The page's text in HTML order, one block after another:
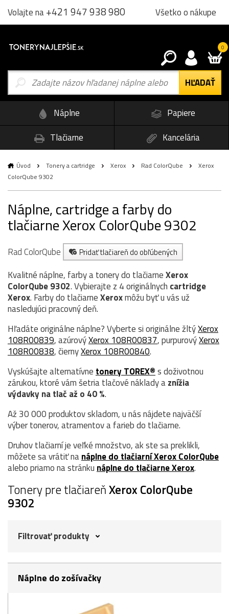
Volajte na+421 947 938 980 Všetko o nákupe
0
Náplne
Papiere
Tlačiarne
Kancelária
Úvod Tonery a cartridge Xerox Rad ColorQube
Xerox
ColorQube 9302
Náplne, cartridge a farby do
tlačiarne Xerox ColorQube 9302
Rad ColorQube Pridať tlačiareň do obľúbených
Kvalitné náplne, farby a tonery do tlačiarneXerox
ColorQube 9302. Vybierajte z 4 originálnych cartridge
Xerox. Farby do tlačiarneXeroxmôžu byť u vás už
nasledujúci pracovný deň.
Hľadáte originálne náplne? Vyberte si originálne žltýXerox
108R00839, azúrovýXerox 108R00837, purpurovýXerox
108R00838, čiernyXerox 108R00840.
Vyskúšajte alternatívne tonery TOREX®s doživotnou
zárukou, ktoré vám šetria tlačové náklady aznížia
výdavky na tlač až o 40 %.
Až 30 000 produktov skladom, u nás nájdete najväčší
výber tonerov, atramentov a farieb do tlačiarne.
Druhov tlačiarní je veľké množstvo, ak ste sa preklikli,
môžete sa vrátiť nanáplne do tlačiarní Xerox ColorQube
alebo priamo na stránku náplne do tlačiarne Xerox.
Tonery pre tlačiareňXerox ColorQube
9302
Filtrovať produkty
Náplne do zošívačky